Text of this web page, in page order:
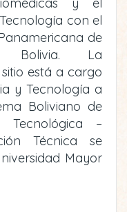
y el
con el
de
Bolivia. La
está a cargo
y Tecnología a
Boliviano de
Tecnológica –
Técnica se
Mayor